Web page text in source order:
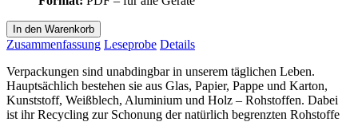
In den Warenkorb
Zusammenfassung Leseprobe Details
Verpackungen sind unabdingbar in unserem täglichen Leben.
Hauptsächlich bestehen sie aus Glas, Papier, Pappe und Karton,
Kunststoff, Weißblech, Aluminium und Holz – Rohstoffen. Dabei
ist ihr Recycling zur Schonung der natürlich begrenzten Rohstoffe